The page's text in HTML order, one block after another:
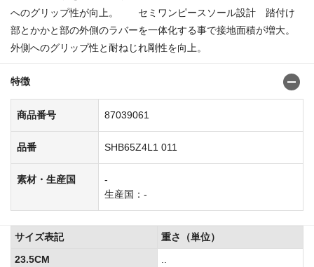
へのグリップ性が向上。 セミワンピースソール設計 踏付け
部とかかと部の外側のラバーを一体化する事で接地面積が増大。
外側へのグリップ性と耐ねじれ剛性を向上。
特徴
商品番号 87039061
品番 SHB65Z4L1 011
素材・生産国
-
生産国：-
サイズ表記
重さ（単位）
23.5CM